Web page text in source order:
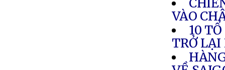
VÀO
10
TRỞ LẠI